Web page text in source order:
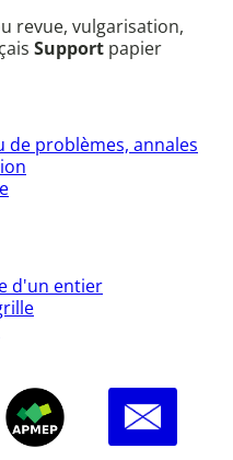
revue, vulgarisation,
Support papier
de problèmes, annales
d'un entier